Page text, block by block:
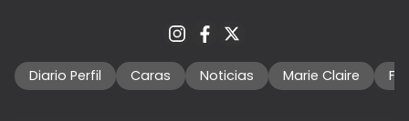
Diario Perfil Caras Noticias Marie Claire